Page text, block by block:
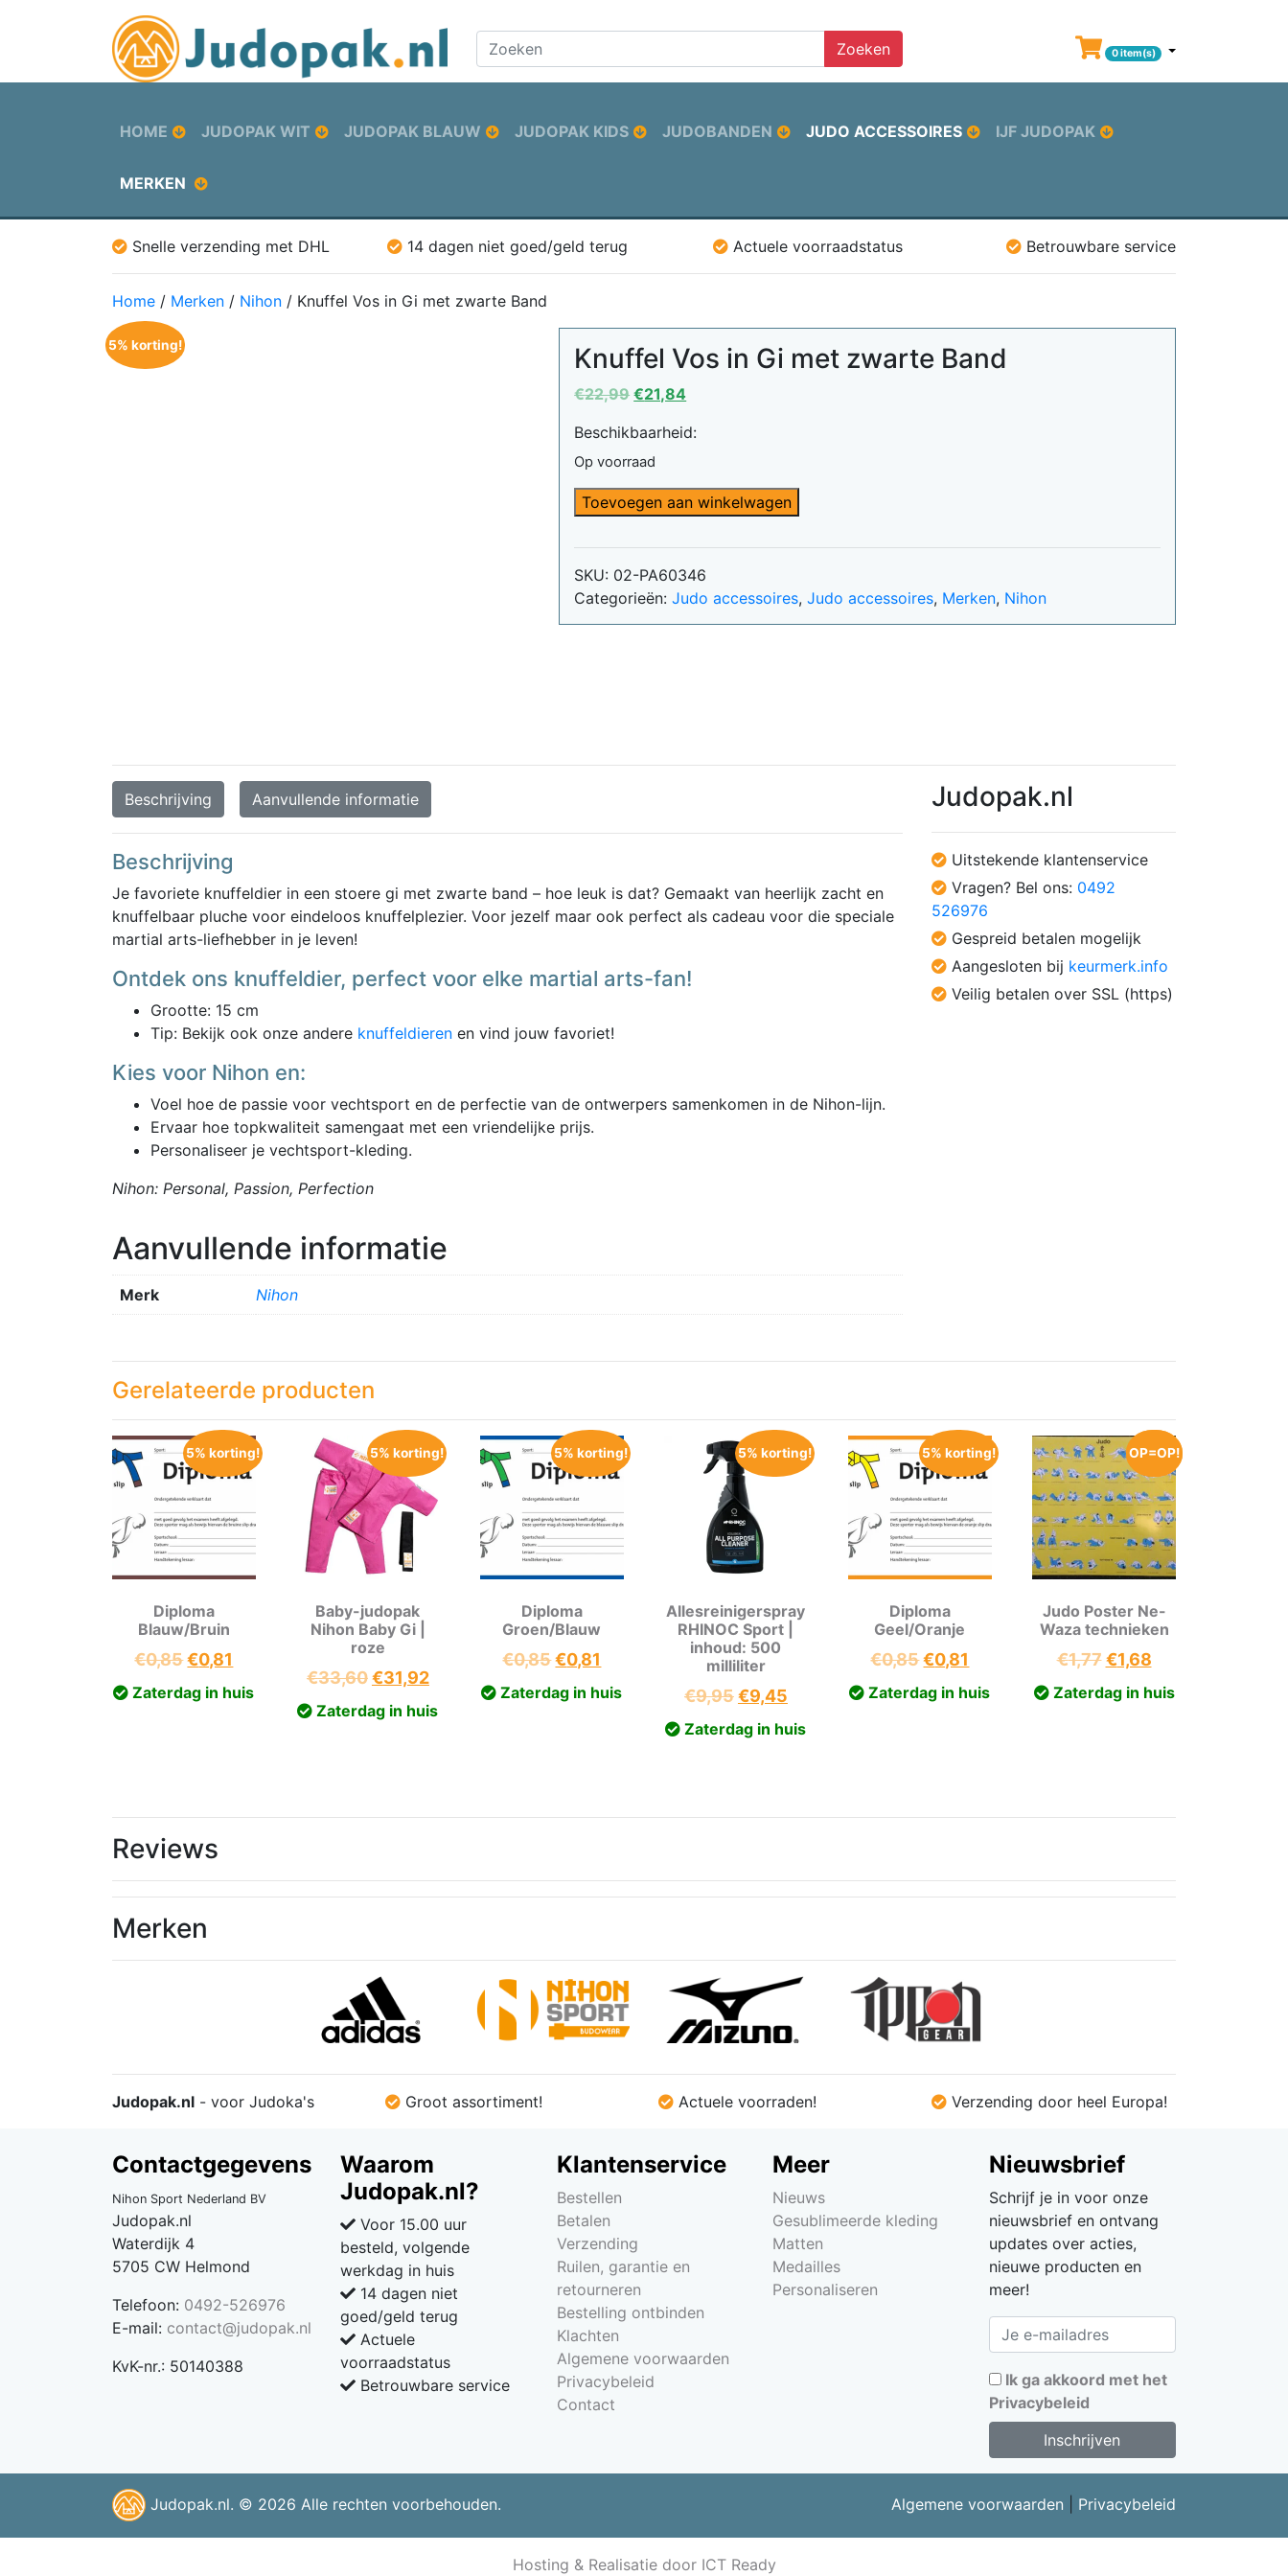
Zoeken 0 item(s)
HOME JUDOPAK WIT JUDOPAK BLAUW JUDOPAK KIDS JUDOBANDEN JUDO ACCESSOIRES IJF JUDOPAK
MERKEN
Snelle verzending met DHL 14 dagen niet goed/geld terug Actuele voorraadstatus Betrouwbare service
Home / Merken / Nihon / Knuffel Vos in Gi met zwarte Band
5% korting! Knuffel Vos in Gi met zwarte Band
€22,99 Oorspronkelijke
was:
€22,99.
€21,84Huidige
is:
Beschikbaarheid:
Op voorraad
Knuffel
Vos
in
Gi
met
zwarte
Toevoegen aan winkelwagen
SKU: 02-PA60346
Categorieën:Judo accessoires,Judo accessoires, Merken, Nihon
Beschrijving Aanvullende informatie
Beschrijving
Je favoriete knuffeldier in een stoere gi met zwarte band – hoe leuk is dat? Gemaakt van heerlijk zacht en
knuffelbaar pluche voor eindeloos knuffelplezier. Voor jezelf maar ook perfect als cadeau voor die speciale
martial arts-liefhebber in je leven!
Ontdek ons knuffeldier, perfect voor elke martial arts-fan!
Grootte: 15 cm
Tip: Bekijk ook onze andere knuffeldieren en vind jouw favoriet!
Kies voor Nihon en:
Voel hoe de passie voor vechtsport en de perfectie van de ontwerpers samenkomen in de Nihon-lijn.
Ervaar hoe topkwaliteit samengaat met een vriendelijke prijs.
Personaliseer je vechtsport-kleding.
Nihon: Personal, Passion, Perfection
Aanvullende informatie
Merk Nihon
Judopak.nl
Uitstekende klantenservice
Vragen? Bel ons: 0492
526976
Gespreid betalen mogelijk
Aangesloten bij keurmerk.info
Veilig betalen over SSL (https)
Gerelateerde producten
5% korting!
Diploma
Blauw/Bruin
€0,85Oorspronkelijke
prijs
€0,81
prijs
Zaterdag in huis
5% korting!
Baby-judopak
Nihon Baby Gi |
roze
€33,60Oorspronkelijke
prijs
€31,92Huidige
prijs
Zaterdag in huis
5% korting!
Diploma
Groen/Blauw
€0,85Oorspronkelijke
prijs
€0,81
prijs
Zaterdag in huis
5% korting!
Allesreinigerspray
RHINOC Sport |
inhoud: 500
milliliter
€9,95Oorspronkelijke
prijs
€9,45Huidige
prijs
Zaterdag in huis
5% korting!
Diploma
Geel/Oranje
€0,85Oorspronkelijke
prijs
€0,81
prijs
Zaterdag in huis
OP=OP!
OP=OP!
Judo Poster Ne-
Waza technieken
€1,77 Oorspronkelijke
prijs
€1,68Huidige
prijs
Zaterdag in huis
Reviews
Merken
Judopak.nl - voor Judoka's Groot assortiment! Actuele voorraden! Verzending door heel Europa!
Contactgegevens
Nihon Sport Nederland BV
Judopak.nl
Waterdijk 4
5705 CW Helmond
Telefoon: 0492-526976
E-mail: contact@judopak.nl
KvK-nr.: 50140388
Waarom
Judopak.nl?
Voor 15.00 uur
besteld, volgende
werkdag in huis
14 dagen niet
goed/geld terug
Actuele
voorraadstatus
Betrouwbare service
Klantenservice
Bestellen
Betalen
Verzending
Ruilen, garantie en
retourneren
Bestelling ontbinden
Klachten
Algemene voorwaarden
Privacybeleid
Contact
Meer
Nieuws
Gesublimeerde kleding
Matten
Medailles
Personaliseren
Nieuwsbrief
Schrijf je in voor onze
nieuwsbrief en ontvang
updates over acties,
nieuwe producten en
meer!
Ik ga akkoord met het
Privacybeleid
Judopak.nl. © 2026 Alle rechten voorbehouden. Algemene voorwaarden Privacybeleid
Hosting & Realisatie door ICT Ready